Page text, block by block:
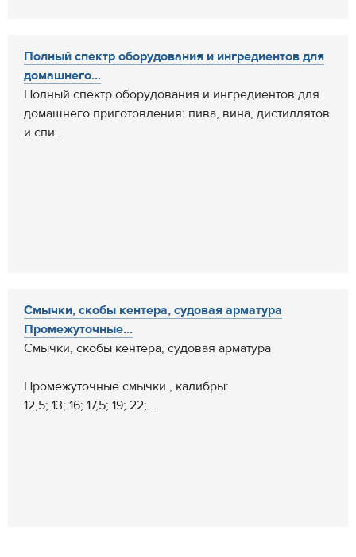
Полный спектр оборудования и ингредиентов для
домашнего...
Полный спектр оборудования и ингредиентов для
домашнего приготовления: пива, вина, дистиллятов
и спи...
Смычки, скобы кентера, судовая арматура
Промежуточные...
Смычки, скобы кентера, судовая арматура
Промежуточные смычки , калибры:
12,5; 13; 16; 17,5; 19; 22;...